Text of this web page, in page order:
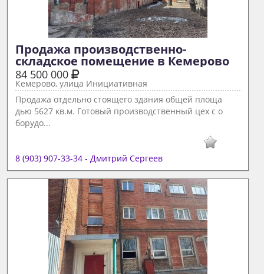
Продажа производственно-
складское помещение в Кемерово
84 500 000
Кемерово, улица Инициативная
Продажа отдельно стоящего здания общей площа
дью 5627 кв.м. Готовый производственный цех с о
борудо...
8 (903) 907-33-34 - Дмитрий Сергеев